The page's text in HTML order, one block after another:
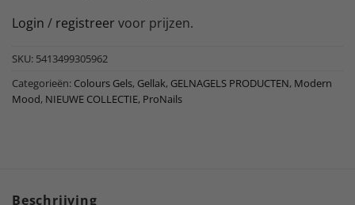
Login / registreer voor prijzen.
SKU: 5413499305962
Categorieën: Colours Gels, Gellak, GELNAGELS PRODUCTEN, Modern
Mood, NIEUWE COLLECTIE, ProNails
Beschrijving